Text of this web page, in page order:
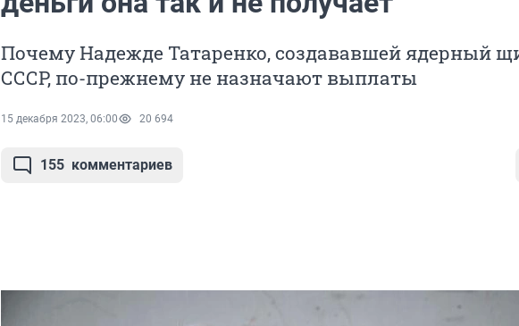
Почему Надежде Татаренко, создававшей ядерный
СССР, по-прежнему не назначают выплаты
15 декабря 2023, 06:00 20 694
155 комментариев